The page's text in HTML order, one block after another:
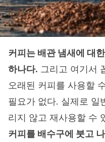
커피는 배관 냄새에 대
하나다. 그리고 여기서
오래된 커피를 사용할
필요가 없다. 실제로 일
리지 않고 재사용할 수
커피를 배수구에 붓고